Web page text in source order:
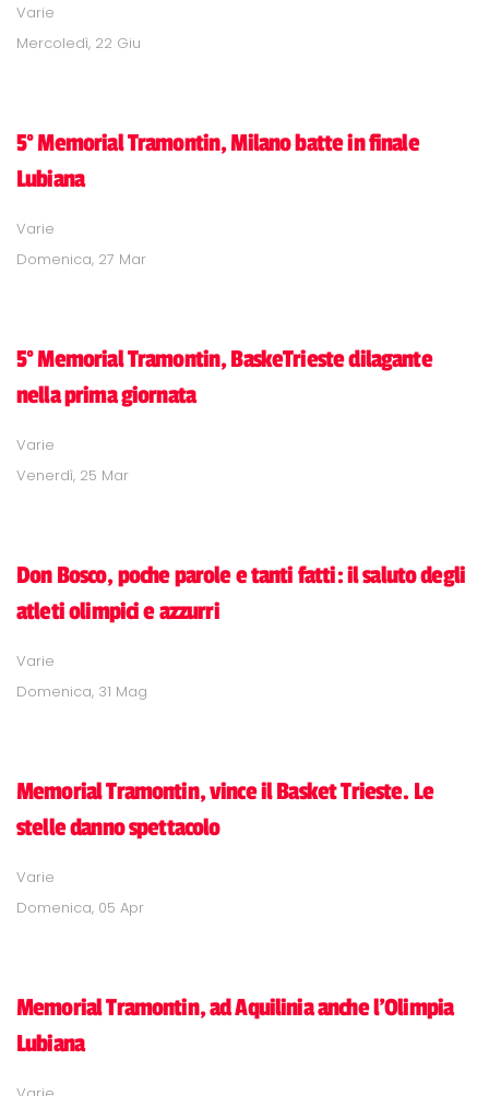
Varie
Mercoledì, 22 Giu
5° Memorial Tramontin, Milano batte in finale
Lubiana
Varie
Domenica, 27 Mar
5° Memorial Tramontin, BaskeTrieste dilagante
nella prima giornata
Varie
Venerdì, 25 Mar
Don Bosco, poche parole e tanti fatti: il saluto degli
atleti olimpici e azzurri
Varie
Domenica, 31 Mag
Memorial Tramontin, vince il Basket Trieste. Le
stelle danno spettacolo
Varie
Domenica, 05 Apr
Memorial Tramontin, ad Aquilinia anche l'Olimpia
Lubiana